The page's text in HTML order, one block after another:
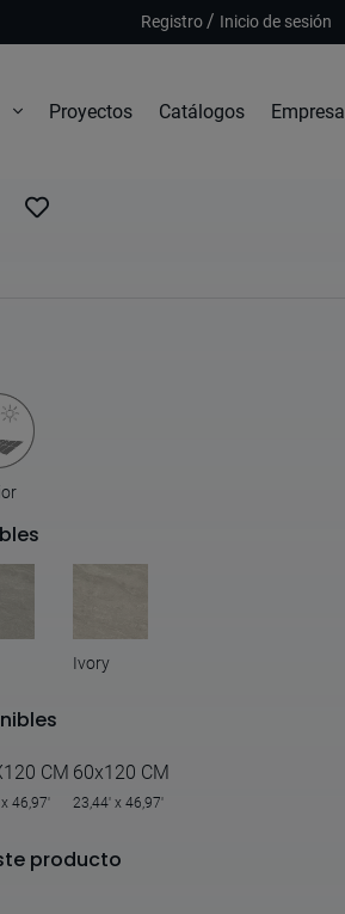
Registro/ Inicio de sesión
Proyectos Catálogos Empresa
Ivory
CM
46,97'
60x120 CM
23,44' x 46,97'
producto